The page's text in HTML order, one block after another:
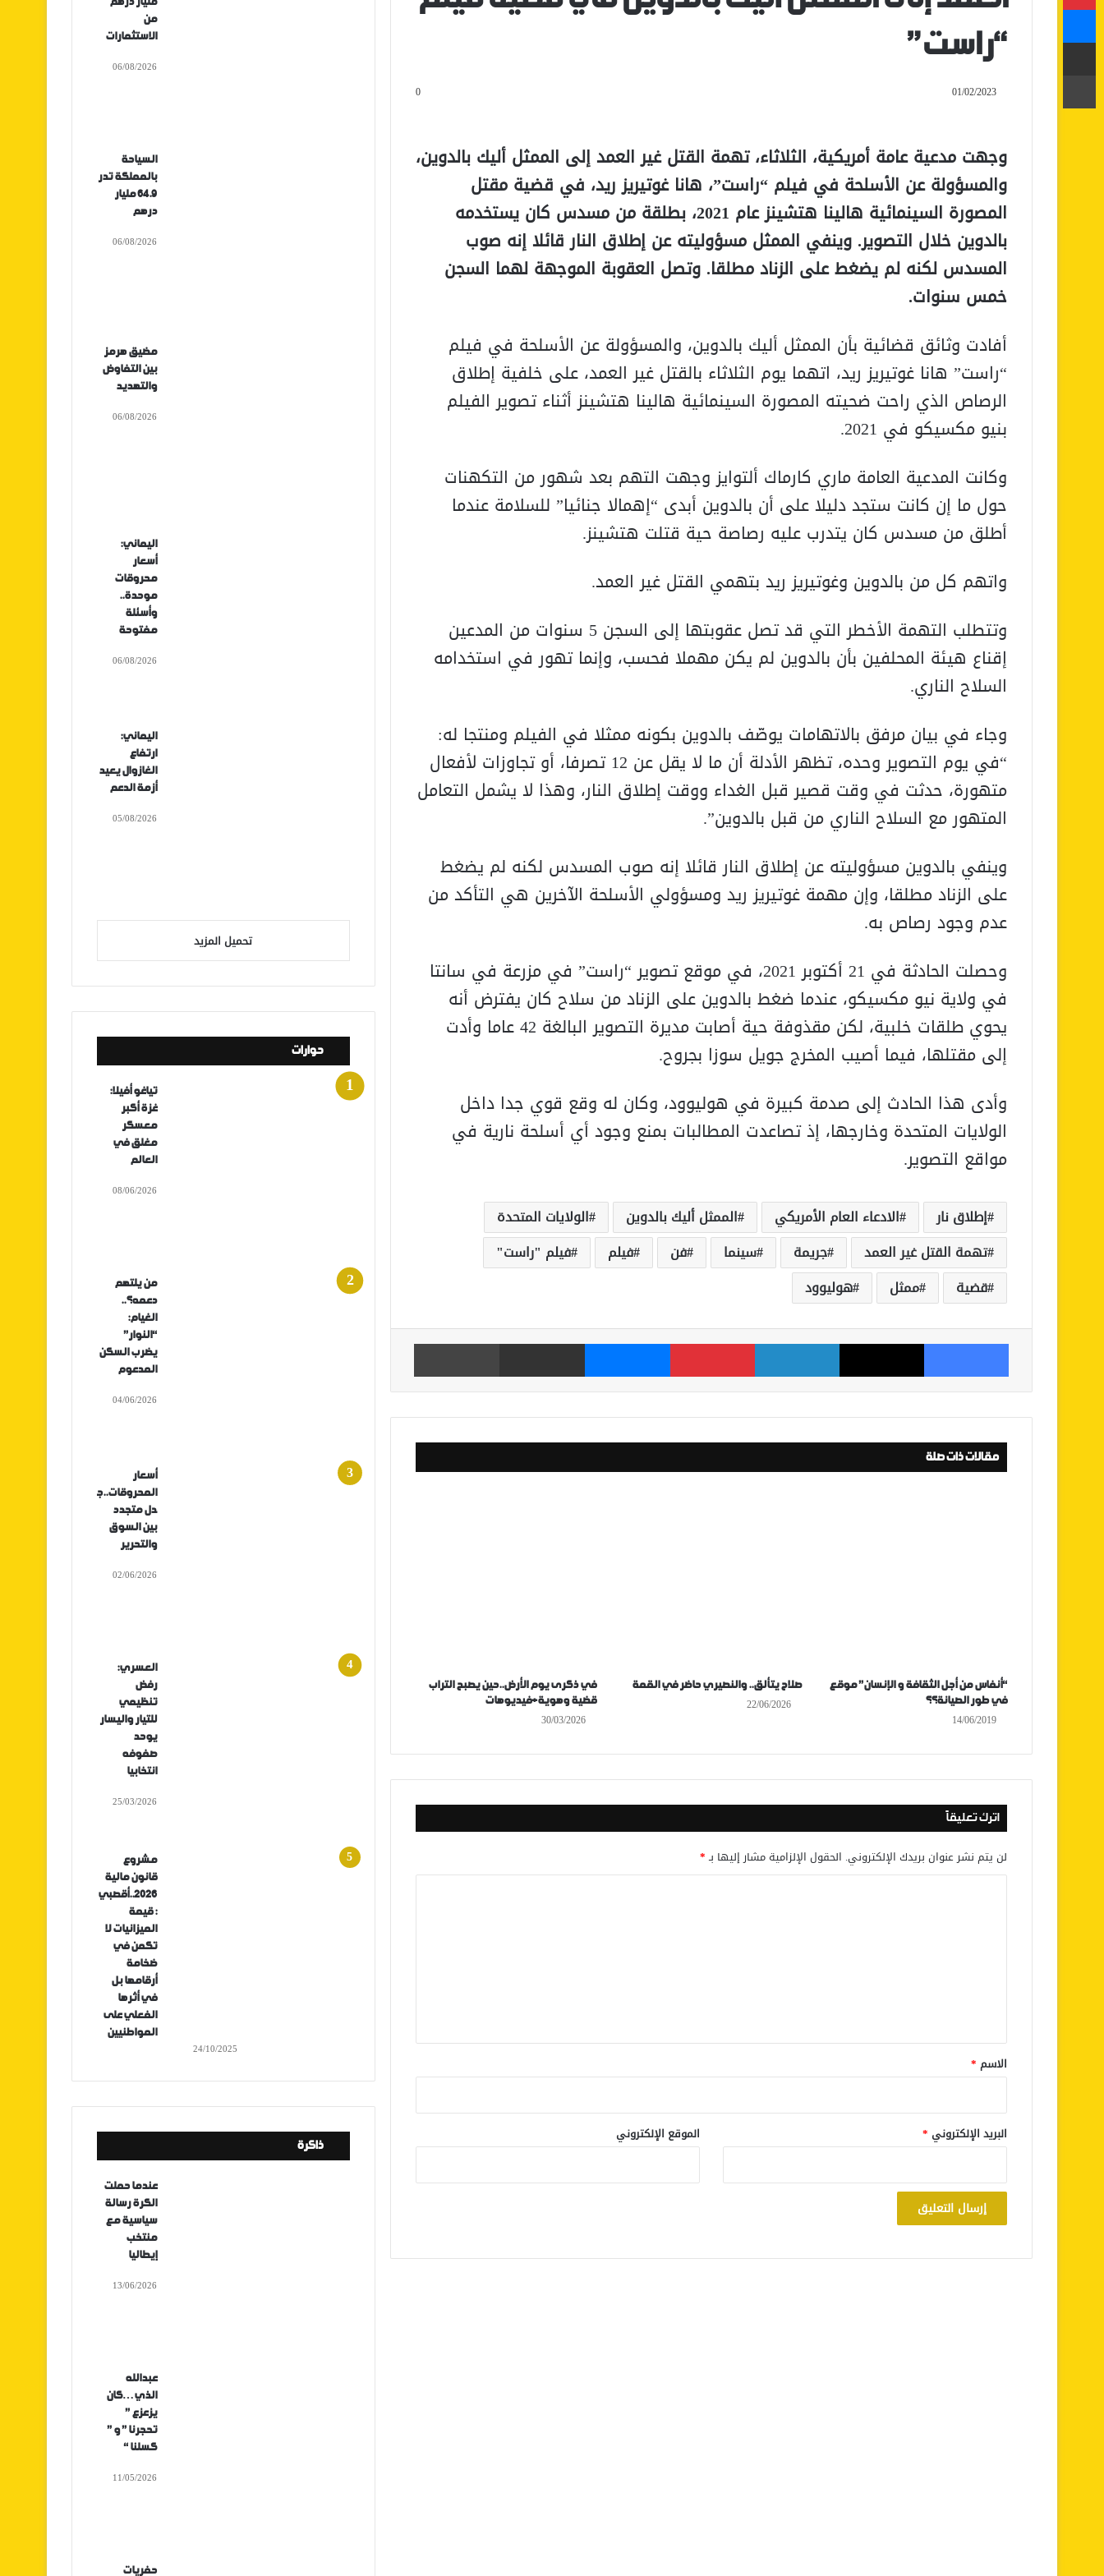
“راست”
01/02/2023
0
وجهت مدعية عامة أمريكية، الثلاثاء، تهمة القتل غير العمد إلى الممثل أليك بالدوين،
والمسؤولة عن الأسلحة في فيلم “راست”، هانا غوتيريز ريد، في قضية مقتل
المصورة السينمائية هالينا هتشينز عام 2021، بطلقة من مسدس كان يستخدمه
بالدوين خلال التصوير. وينفي الممثل مسؤوليته عن إطلاق النار قائلا إنه صوب
المسدس لكنه لم يضغط على الزناد مطلقا. وتصل العقوبة الموجهة لهما السجن
خمس سنوات.
أفادت وثائق قضائية بأن الممثل أليك بالدوين، والمسؤولة عن الأسلحة في فيلم
“راست” هانا غوتيريز ريد، اتهما يوم الثلاثاء بالقتل غير العمد، على خلفية إطلاق
الرصاص الذي راحت ضحيته المصورة السينمائية هالينا هتشينز أثناء تصوير الفيلم
بنيو مكسيكو في 2021.
وكانت المدعية العامة ماري كارماك ألتوايز وجهت التهم بعد شهور من التكهنات
حول ما إن كانت ستجد دليلا على أن بالدوين أبدى “إهمالا جنائيا” للسلامة عندما
أطلق من مسدس كان يتدرب عليه رصاصة حية قتلت هتشينز.
واتهم كل من بالدوين وغوتيريز ريد بتهمي القتل غير العمد.
وتتطلب التهمة الأخطر التي قد تصل عقوبتها إلى السجن 5 سنوات من المدعين
إقناع هيئة المحلفين بأن بالدوين لم يكن مهملا فحسب، وإنما تهور في استخدامه
السلاح الناري.
وجاء في بيان مرفق بالاتهامات يوصّف بالدوين بكونه ممثلا في الفيلم ومنتجا له:
“في يوم التصوير وحده، تظهر الأدلة أن ما لا يقل عن 12 تصرفا، أو تجاوزات لأفعال
متهورة، حدثت في وقت قصير قبل الغداء ووقت إطلاق النار، وهذا لا يشمل التعامل
المتهور مع السلاح الناري من قبل بالدوين”.
وينفي بالدوين مسؤوليته عن إطلاق النار قائلا إنه صوب المسدس لكنه لم يضغط
على الزناد مطلقا، وإن مهمة غوتيريز ريد ومسؤولي الأسلحة الآخرين هي التأكد من
عدم وجود رصاص به.
وحصلت الحادثة في 21 أكتوبر 2021، في موقع تصوير “راست” في مزرعة في سانتا
في ولاية نيو مكسيكو، عندما ضغط بالدوين على الزناد من سلاح كان يفترض أنه
يحوي طلقات خلبية، لكن مقذوفة حية أصابت مديرة التصوير البالغة 42 عاما وأدت
إلى مقتلها، فيما أصيب المخرج جويل سوزا بجروح.
وأدى هذا الحادث إلى صدمة كبيرة في هوليوود، وكان له وقع قوي جدا داخل
الولايات المتحدة وخارجها، إذ تصاعدت المطالبات بمنع وجود أي أسلحة نارية في
مواقع التصوير.
إطلاق نار الادعاء العام الأمريكي الممثل أليك بالدوين
الولايات المتحدة
تهمة القتل غير العمد
جريمة سينما فن فيلم
فيلم "راست"
قضية
ممثل هوليوود
فيسبوك ‫X لينكدإن بينتيريست ماسنجر مشاركة عبر البريد
مقالات ذات صلة
“أنفاس من أجل الثقافة و الإنسان” موقع
في طور الصيانة؟؟
14/06/2019
صلاح يتألق.. والنصيري حاضر في القمة
22/06/2026
في ذكرى يوم الأرض..حين يصبح التراب
قضية وهوية+فيديوهات
30/03/2026
اترك تعليقاً
لن يتم نشر عنوان بريدك الإلكتروني. الحقول الإلزامية مشار إليها بـ*
*
الاسم *
البريد الإلكتروني * الموقع الإلكتروني
من
الاستثمارات
06/08/2026
السياحة
بالمملكة تدر
64.9 مليار
درهم
06/08/2026
مضيق هرمز
بين التفاوض
والتهديد
06/08/2026
اليماني:
أسعار
محروقات
موحدة..
وأسئلة
مفتوحة
06/08/2026
اليماني:
ارتفاع
الغازوال يعيد
أزمة الدعم
05/08/2026
تحميل المزيد
حوارات
تياغو أفيلا:
غزة أكبر
معسكر
مغلق في
العالم
08/06/2026
من يلتهم
دعمه؟..
الغيام:
“النوار”
يضرب السكن
المدعوم
04/06/2026
أسعار
المحروقات..ج
دل متجدد
بين السوق
والتحرير
02/06/2026
العسري:
رفض
تنظيمي
للتيار واليسار
يوحد
صفوفه
انتخابيا
25/03/2026
مشروع
قانون مالية
2026..أقصبي
: قيمة
الميزانيات لا
تكمن في
ضخامة
أرقامها بل
في أثرها
الفعلي على
المواطنيين
24/10/2025
ذاكرة
عندما حملت
الكرة رسالة
سياسية مع
منتخب
إيطاليا
13/06/2026
عبدالله
الذي…كان
يزعزع ”
تحجرنا ” و ”
كسلنا “
11/05/2026
حفريات